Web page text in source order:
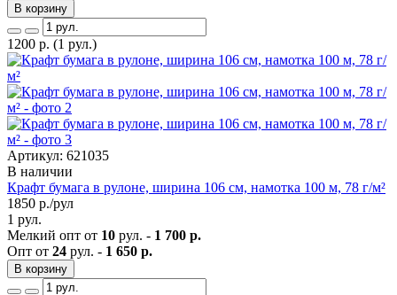
В корзину
1200 р. (1 рул.)
Артикул: 621035
В наличии
Крафт бумага в рулоне, ширина 106 см, намотка 100 м, 78 г/м²
1850 р./рул
1 рул.
Мелкий опт от 10 рул. - 1 700 р.
Опт от 24 рул. - 1 650 р.
В корзину